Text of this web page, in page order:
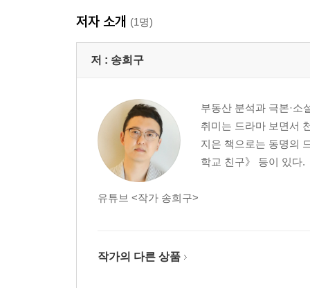
저자 소개 (1명)
저 : 송희구
부동산 분석과 극본·소
취미는 드라마 보면서
지은 책으로는 동명의
학교 친구》 등이 있다.
유튜브 <작가 송희구>
작가의 다른 상품